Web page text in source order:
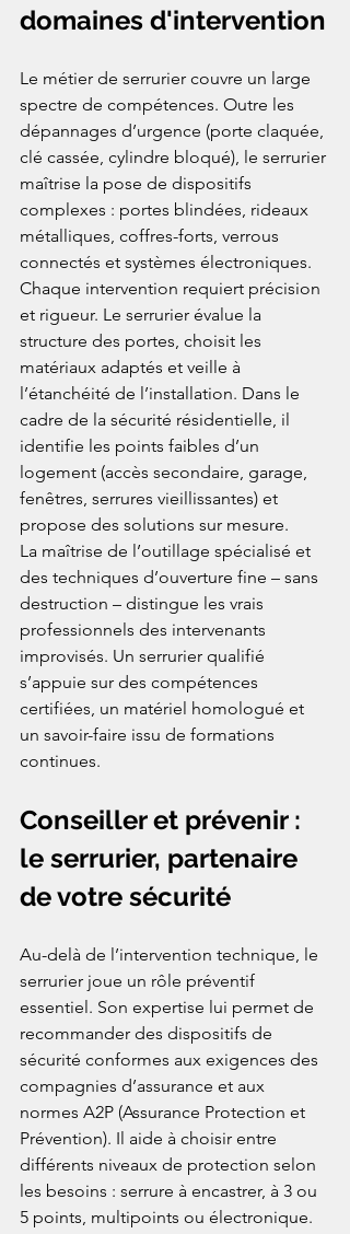
domaines d'intervention
Le métier de serrurier couvre un large
spectre de compétences. Outre les
dépannages d’urgence (porte claquée,
clé cassée, cylindre bloqué), le serrurier
maîtrise la pose de dispositifs
complexes : portes blindées, rideaux
métalliques, coffres-forts, verrous
connectés et systèmes électroniques.
Chaque intervention requiert précision
et rigueur. Le serrurier évalue la
structure des portes, choisit les
matériaux adaptés et veille à
l’étanchéité de l’installation. Dans le
cadre de la sécurité résidentielle, il
identifie les points faibles d’un
logement (accès secondaire, garage,
fenêtres, serrures vieillissantes) et
propose des solutions sur mesure.
La maîtrise de l’outillage spécialisé et
des techniques d’ouverture fine – sans
destruction – distingue les vrais
professionnels des intervenants
improvisés. Un serrurier qualifié
s’appuie sur des compétences
certifiées, un matériel homologué et
un savoir-faire issu de formations
continues.
Conseiller et prévenir :
le serrurier, partenaire
de votre sécurité
Au-delà de l’intervention technique, le
serrurier joue un rôle préventif
essentiel. Son expertise lui permet de
recommander des dispositifs de
sécurité conformes aux exigences des
compagnies d’assurance et aux
normes A2P (Assurance Protection et
Prévention). Il aide à choisir entre
différents niveaux de protection selon
les besoins : serrure à encastrer, à 3 ou
5 points, multipoints ou électronique.